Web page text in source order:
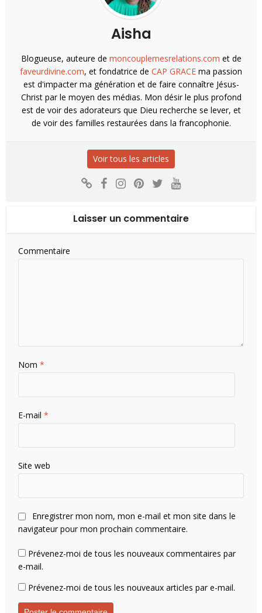
Aisha
Blogueuse, auteure de moncouplemesrelations.com et de
faveurdivine.com, et fondatrice de CAP GRACE ma passion
est d'impacter ma génération et de faire connaître Jésus-
Christ par le moyen des médias. Mon désir le plus profond
est de voir des adorateurs que Dieu recherche se lever, et
de voir des familles restaurées dans la francophonie.
Voir tous les articles
Laisser un commentaire
Commentaire
Nom*
E-mail*
Site web
Enregistrer mon nom, mon e-mail et mon site dans le
navigateur pour mon prochain commentaire.
Prévenez-moi de tous les nouveaux commentaires par
e-mail.
Prévenez-moi de tous les nouveaux articles par e-mail.